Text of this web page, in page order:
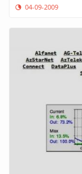
04-09-2009